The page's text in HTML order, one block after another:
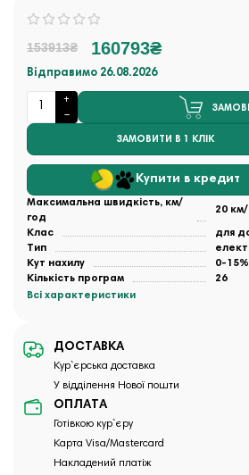
153913₴ 160793₴
Відправимо 26.08.2026
ЗАМОВИТИ В 1 КЛІК
Купити в кредит
Максимальна швидкість, км/
год
20
Клас
для
Тип
Кут нахилу
0-15%
Кількість програм
26
Всі характеристики
ДОСТАВКА
Кур`єрська доставка
У відділення Нової пошти
ОПЛАТА
Готівкою кур`єру
Карта Visa/Mastercard
Накладений платіж